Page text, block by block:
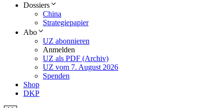
Dossiers
China
Strategiepapier
Abo
UZ abonnieren
Anmelden
UZ als PDF (Archiv)
UZ vom 7. August 2026
Spenden
Shop
DKP